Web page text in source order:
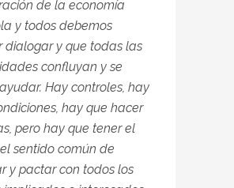
de la economía
y todos debemos
dialogar y que todas las
confluyan y se
Hay controles, hay
hay que hacer
pero hay que tener el
sentido común de
y pactar con todos los